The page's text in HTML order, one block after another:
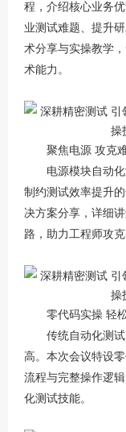
程，介绍核心业务
业测试难题、提升
术分享与实操教学
术能力。
聚焦电源 攻克
电源模块自动
制约测试效率提升
决方案分享，详细
路，助力工程师攻克
零代码实操 轻
传统自动化测
高。本次会议特设
流程与完整操作逻
化测试技能。